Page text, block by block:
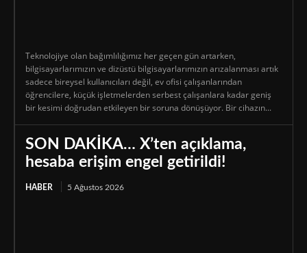
Teknolojiye olan bağımlılığımız her geçen gün artarken,
bilgisayarlarımızın ve dizüstü bilgisayarlarımızın arızalanması artık
sadece bireysel kullanıcıları değil, ev ofisi çalışanlarından
öğrencilere, küçük işletmelerden serbest çalışanlara kadar geniş
bir kesimi doğrudan etkileyen bir soruna dönüşüyor. Bir cihazın...
SON DAKİKA… X’ten açıklama,
hesaba erişim engel getirildi!
HABER 5 Ağustos 2026